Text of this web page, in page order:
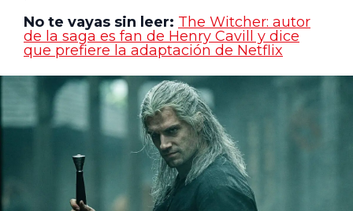
No te vayas sin leer: The Witcher: autor
de la saga es fan de Henry Cavill y dice
que prefiere la adaptación de Netflix